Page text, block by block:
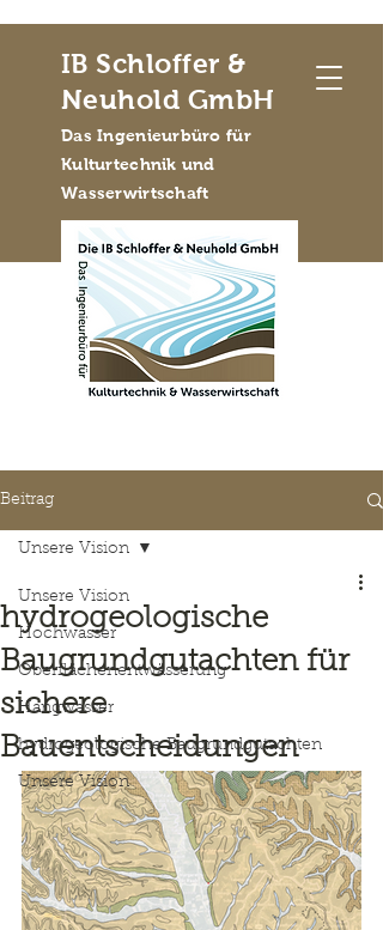
IB Schloffer &
Neuhold GmbH
Das Ingenieurbüro für
Kulturtechnik und
Wasserwirtschaft
Beitrag
Unsere Vision
Hochwasser
Oberflächenentwässerung
Hangwasser
hydrogeologische Baugrundgutachten
Unsere Vision
Unsere Vision
hydrogeologische
Baugrundgutachten für
sichere
Bauentscheidungen